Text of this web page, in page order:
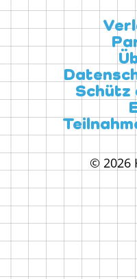
Schütz
© 2026